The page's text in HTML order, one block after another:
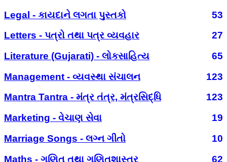
Legal - કાયદાને લગતા પુસ્તકો
53
Letters - પત્રો તથા પત્ર વ્યવહાર
27
Literature (Gujarati) - લોકસાહિત્ય
65
Management - વ્યવસ્થા સંચાલન
123
Mantra Tantra - મંત્ર તંત્ર, મંત્રસિદ્ધિ
123
Marketing - વેચાણ સેવા
19
Marriage Songs - લગ્ન ગીતો
10
Maths - ગણિત તથા ગણિતશાસ્ત્ર
62